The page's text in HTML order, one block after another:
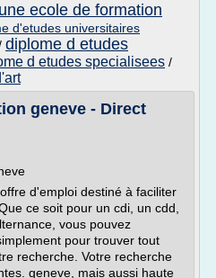
ecole de formation
d'etudes universitaires
diplome d etudes
d etudes specialisees /
geneve - Direct
d'emploi destiné à faciliter
ce soit pour un cdi, un cdd,
vous pouvez
pour trouver tout
recherche. Votre recherche
geneve, mais aussi haute